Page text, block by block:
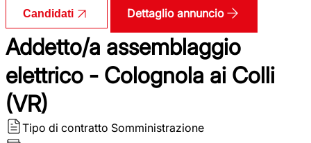
Candidati Dettaglio annuncio
Addetto/a assemblaggio
elettrico - Colognola ai Colli
(VR)
Tipo di contratto Somministrazione